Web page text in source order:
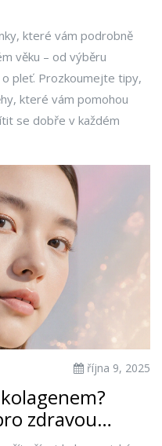
které vám podrobně
věku – od výběru
pleť. Prozkoumejte tipy,
které vám pomohou
se dobře v každém
října 9, 2025
zdravou